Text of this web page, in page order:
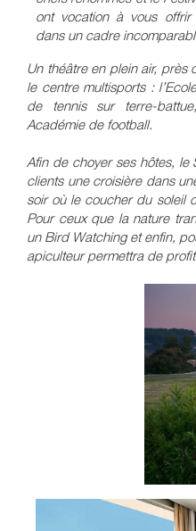
ont vocation à vous offrir
dans un cadre
Un théâtre en plein air, près
le centre multisports :
de tennis sur terre-
Académie de football.
Afin de choyer ses hôtes, le
clients une croisière dans
soir où le coucher du soleil
Pour ceux que la nature
un Bird Watching et enfin,
apiculteur permettra de